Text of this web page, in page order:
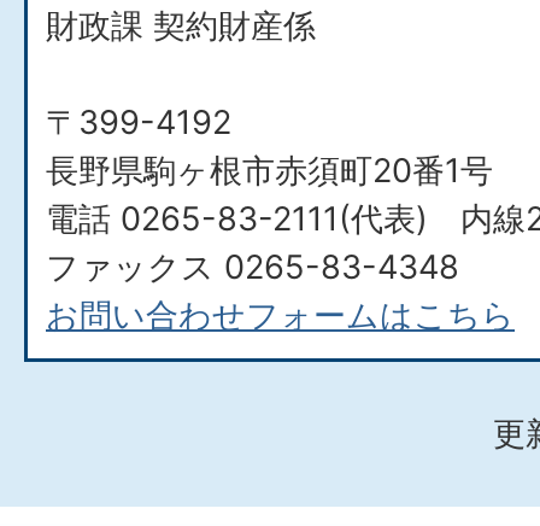
財政課 契約財産係
〒399-4192
長野県駒ヶ根市赤須町20番1号
電話 0265-83-2111(代表) 内線
ファックス 0265-83-4348
お問い合わせフォームはこちら
更